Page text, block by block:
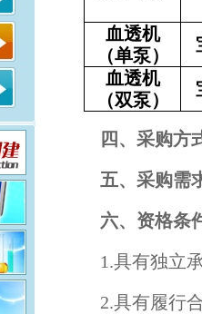
血透机
（单泵）
血透机
（双泵）
四、 采购方
五、采购需
六、资格条
1.具有独立
2.具有履行